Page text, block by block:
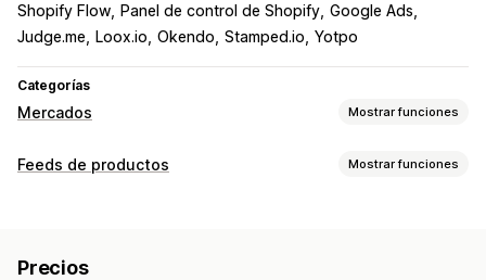
Shopify Flow Panel de control de Shopify Google Ads
Judge.me
Loox.io Okendo Stamped.io Yotpo
Categorías
Mercados Mostrar funciones
Gestión de publicaciones
Traducción de feed
Feeds de productos Mostrar funciones
Mapeo de IA
Precios